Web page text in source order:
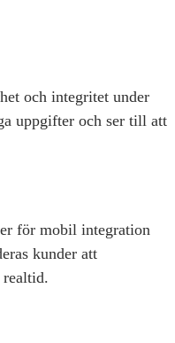
och integritet under
uppgifter och ser till att
för mobil integration
kunder att